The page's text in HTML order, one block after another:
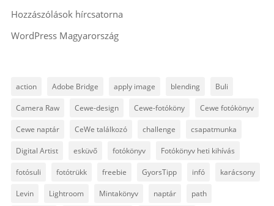
Hozzászólások hírcsatorna
WordPress Magyarország
action Adobe Bridge apply image blending Buli
Camera Raw Cewe-design Cewe-fotóköny Cewe fotókönyv
Cewe naptár CeWe találkozó challenge csapatmunka
Digital Artist esküvő fotókönyv Fotókönyv heti kihívás
fotósuli fotótrükk freebie GyorsTipp infó karácsony
Levin Lightroom Mintakönyv naptár path